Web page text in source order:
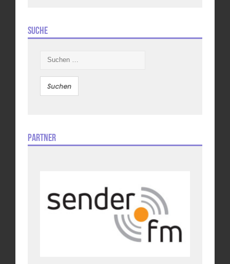
Suche
nach:
Partner